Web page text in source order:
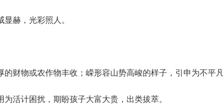
赫，光彩照人。
的财物或农作物丰收；嵘形容山势高峻的样子，引申为不平
活计困扰，期盼孩子大富大贵，出类拔萃。